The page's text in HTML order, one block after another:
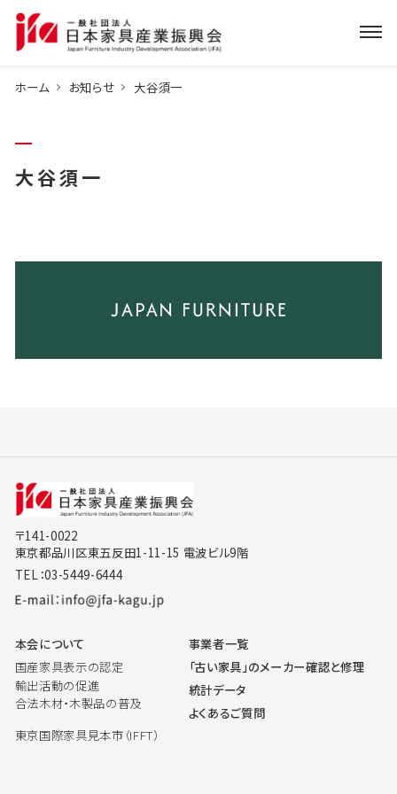
ホーム お知らせ 大谷須一
大谷須一
〒141-0022
東京都品川区東五反田1-11-15 電波ビル9階
TEL：03-5449-6444
本会について
国産家具表示の認定
輸出活動の促進
合法木材・木製品の普及
東京国際家具見本市（IFFT）
事業者一覧
「古い家具」のメーカー確認と修理
統計データ
よくあるご質問